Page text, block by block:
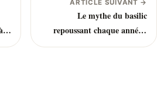
ARTICLE SUIVANT →
Le mythe du basilic
repoussant chaque année :
vérité ou idée reçue ?